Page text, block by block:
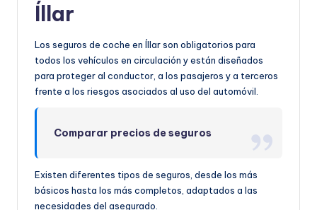
Íllar
Los seguros de coche en Íllar son obligatorios para
todos los vehículos en circulación y están diseñados
para proteger al conductor, a los pasajeros y a terceros
frente a los riesgos asociados al uso del automóvil.
Comparar precios de seguros
Existen diferentes tipos de seguros, desde los más
básicos hasta los más completos, adaptados a las
necesidades del asegurado.